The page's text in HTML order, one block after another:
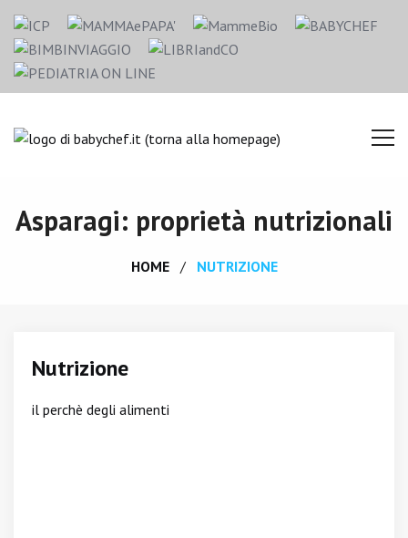
Asparagi: proprietà nutrizionali
HOME NUTRIZIONE
Nutrizione
il perchè degli alimenti